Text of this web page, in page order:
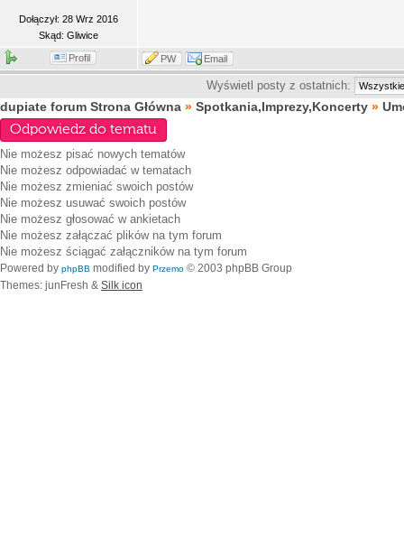
Dołączył: 28 Wrz 2016
Skąd: Gliwice
Profil PW Email
Wyświetl posty z ostatnich:
dupiate forum Strona Główna » Spotkania,Imprezy,Koncerty »
Odpowiedz do tematu
Nie możesz pisać nowych tematów
Nie możesz odpowiadać w tematach
Nie możesz zmieniać swoich postów
Nie możesz usuwać swoich postów
Nie możesz głosować w ankietach
Nie możesz załączać plików na tym forum
Nie możesz ściągać załączników na tym forum
Powered by phpBB modified by Przemo © 2003 phpBB Group
Themes: junFresh & Silk icon